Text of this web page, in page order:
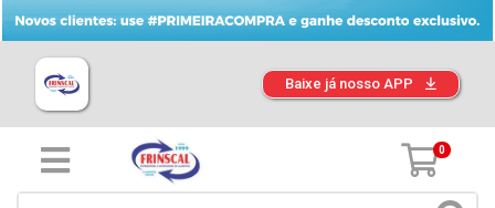
Baixe já nosso APP
0